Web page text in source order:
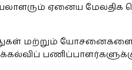
ஏனைய மேலதிக
மற்றும் யோசனைகளை